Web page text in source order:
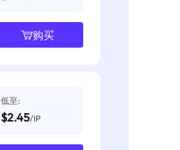
购买
低至:
$2.45/IP